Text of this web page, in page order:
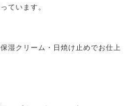
ています。
湿クリーム・日焼け止めでお仕上